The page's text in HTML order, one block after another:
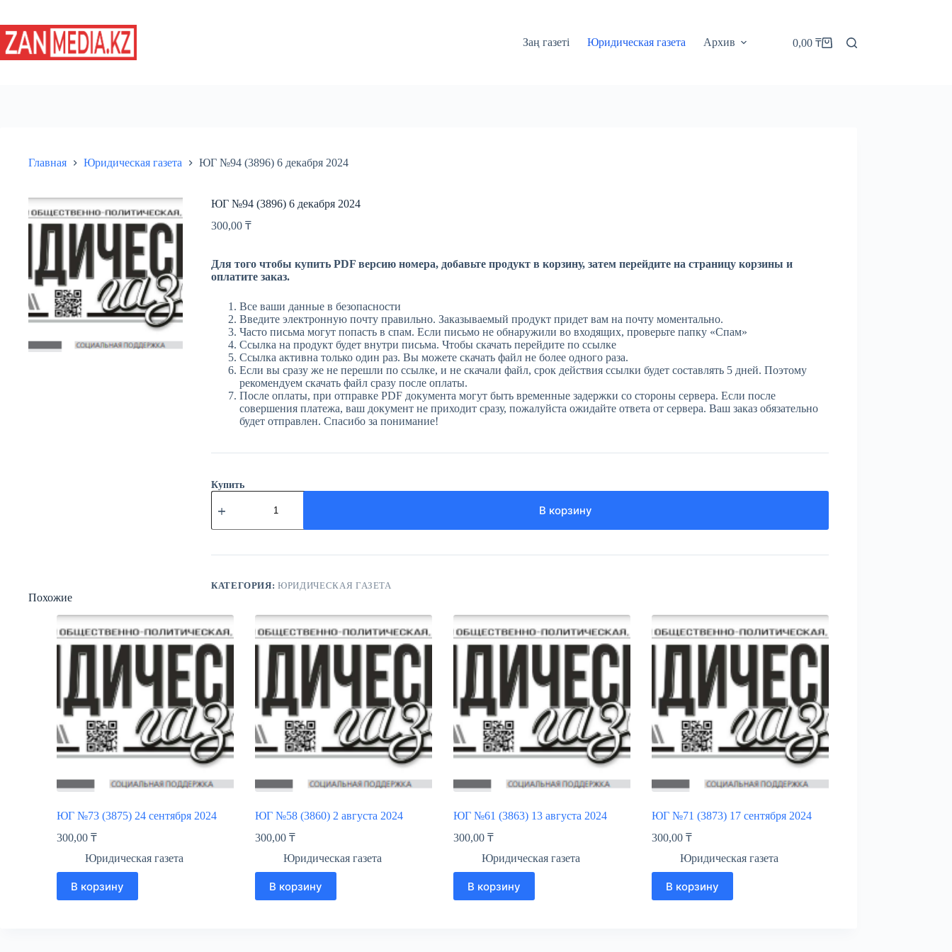
сути
Заң газеті
Юридическая газета Архив Корзина
0,00 ₸
Главная Юридическая газета ЮГ №94 (3896) 6 декабря 2024
ЮГ №94 (3896) 6 декабря 2024
300,00 ₸
Для того чтобы купить PDF версию номера, добавьте продукт в корзину, затем перейдите на страницу корзины и
оплатите заказ.
Все ваши данные в безопасности
Введите электронную почту правильно. Заказываемый продукт придет вам на почту моментально.
Часто письма могут попасть в спам. Если письмо не обнаружили во входящих, проверьте папку «Спам»
Ссылка на продукт будет внутри письма. Чтобы скачать перейдите по ссылке
Ссылка активна только один раз. Вы можете скачать файл не более одного раза.
Если вы сразу же не перешли по ссылке, и не скачали файл, срок действия ссылки будет составлять 5 дней. Поэтому
рекомендуем скачать файл сразу после оплаты.
После оплаты, при отправке PDF документа могут быть временные задержки со стороны сервера. Если после
совершения платежа, ваш документ не приходит сразу, пожалуйста ожидайте ответа от сервера. Ваш заказ обязательно
будет отправлен. Спасибо за понимание!
Купить
Количество
товара
№94
6
2024
В корзину
КАТЕГОРИЯ:ЮРИДИЧЕСКАЯ ГАЗЕТА
Похожие
ЮГ №73 (3875) 24 сентября 2024
300,00 ₸
Юридическая газета
В корзину
ЮГ №58 (3860) 2 августа 2024
300,00 ₸
Юридическая газета
В корзину
ЮГ №61 (3863) 13 августа 2024
300,00 ₸
Юридическая газета
В корзину
ЮГ №71 (3873) 17 сентября 2024
300,00 ₸
Юридическая газета
В корзину